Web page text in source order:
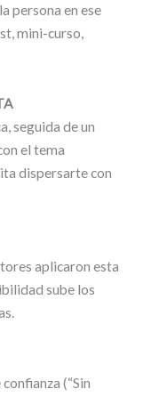
persona en ese
mini-curso,
seguida de un
el tema
dispersarte con
aplicaron esta
sube los
(“Sin